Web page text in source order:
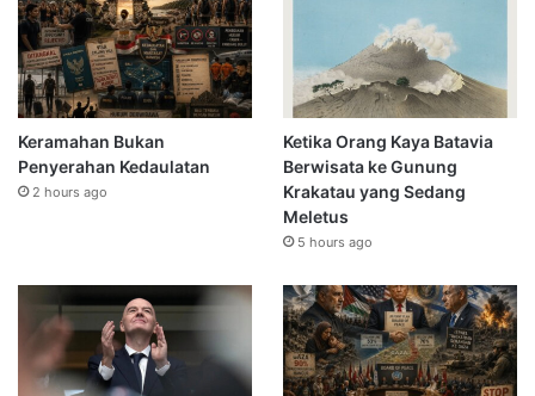
Keramahan Bukan
Penyerahan Kedaulatan
2 hours ago
Ketika Orang Kaya Batavia
Berwisata ke Gunung
Krakatau yang Sedang
Meletus
5 hours ago